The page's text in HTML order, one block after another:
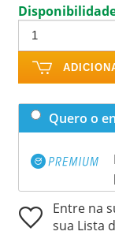
Quero o
Entre na
sua Lista